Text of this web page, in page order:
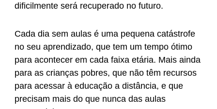
dificilmente será recuperado no futuro.
Cada dia sem aulas é uma pequena catástrofe
no seu aprendizado, que tem um tempo ótimo
para acontecer em cada faixa etária. Mais ainda
para as crianças pobres, que não têm recursos
para acessar à educação a distância, e que
precisam mais do que nunca das aulas